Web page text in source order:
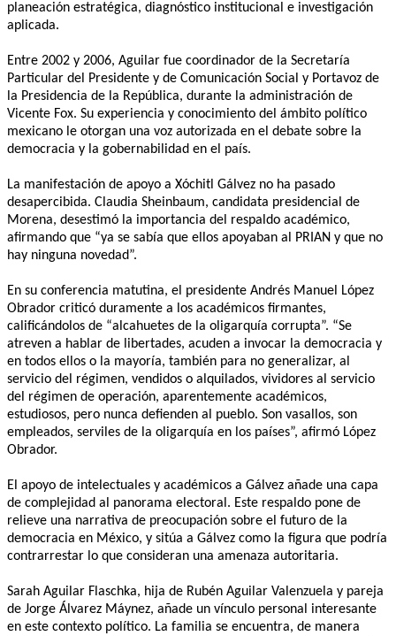
planeación estratégica, diagnóstico institucional e investigación
aplicada.
Entre 2002 y 2006, Aguilar fue coordinador de la Secretaría
Particular del Presidente y de Comunicación Social y Portavoz de
la Presidencia de la República, durante la administración de
Vicente Fox. Su experiencia y conocimiento del ámbito político
mexicano le otorgan una voz autorizada en el debate sobre la
democracia y la gobernabilidad en el país.
La manifestación de apoyo a Xóchitl Gálvez no ha pasado
desapercibida. Claudia Sheinbaum, candidata presidencial de
Morena, desestimó la importancia del respaldo académico,
afirmando que “ya se sabía que ellos apoyaban al PRIAN y que no
hay ninguna novedad”.
En su conferencia matutina, el presidente Andrés Manuel López
Obrador criticó duramente a los académicos firmantes,
calificándolos de “alcahuetes de la oligarquía corrupta”. “Se
atreven a hablar de libertades, acuden a invocar la democracia y
en todos ellos o la mayoría, también para no generalizar, al
servicio del régimen, vendidos o alquilados, vividores al servicio
del régimen de operación, aparentemente académicos,
estudiosos, pero nunca defienden al pueblo. Son vasallos, son
empleados, serviles de la oligarquía en los países”, afirmó López
Obrador.
El apoyo de intelectuales y académicos a Gálvez añade una capa
de complejidad al panorama electoral. Este respaldo pone de
relieve una narrativa de preocupación sobre el futuro de la
democracia en México, y sitúa a Gálvez como la figura que podría
contrarrestar lo que consideran una amenaza autoritaria.
Sarah Aguilar Flaschka, hija de Rubén Aguilar Valenzuela y pareja
de Jorge Álvarez Máynez, añade un vínculo personal interesante
en este contexto político. La familia se encuentra, de manera